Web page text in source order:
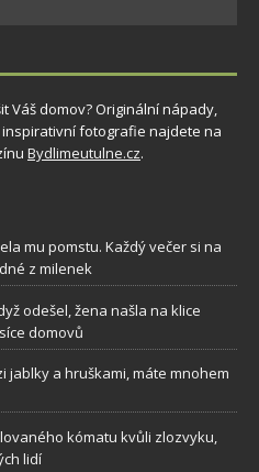
Váš domov? Originální nápady,
fotografie najdete na
Bydlimeutulne.cz.
mu pomstu. Každý večer si na
z milenek
odešel, žena našla na klice
domovů
jablky a hruškami, máte mnohem
kómatu kvůli zlozvyku,
lidí